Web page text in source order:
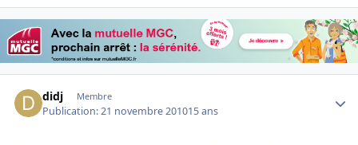
didj Membre
Publication:21 novembre 201015 ans